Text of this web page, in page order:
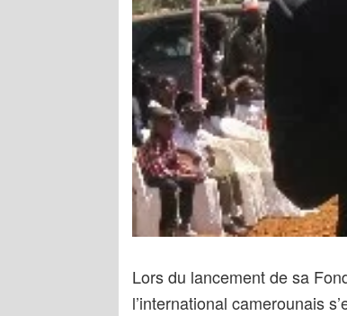
Lors du lancement de sa
l’international camerounais